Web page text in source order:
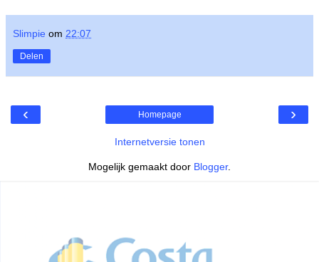
Slimpie om 22:07
Delen
‹ ›
Homepage
Internetversie tonen
Mogelijk gemaakt door Blogger.